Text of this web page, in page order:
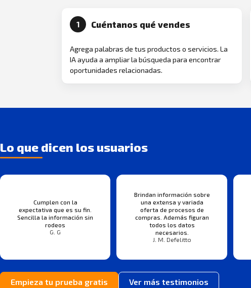
1 Cuéntanos qué vendes
Agrega palabras de tus productos o servicios. La
IA ayuda a ampliar la búsqueda para encontrar
oportunidades relacionadas.
Lo que dicen los usuarios
Cumplen con la
expectativa que es su fin.
Sencilla la información sin
rodeos
G. G
Brindan información sobre
una extensa y variada
oferta de procesos de
compras. Además figuran
todos los datos
necesarios.
J. M. Defelitto
Empieza tu prueba gratis Ver más testimonios